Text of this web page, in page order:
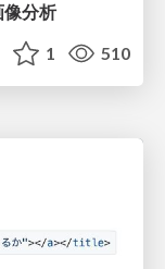
分析
1 510